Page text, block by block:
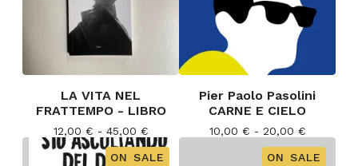
LA VITA NEL
FRATTEMPO - LIBRO
12,00 € - 45,00 €
Pier Paolo Pasolini
CARNE E CIELO
10,00 € - 20,00 €
ON SALE ON SALE